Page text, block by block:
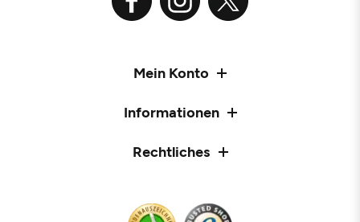
Mein Konto
Informationen
Rechtliches